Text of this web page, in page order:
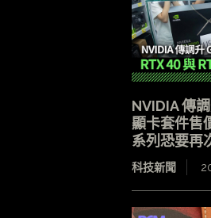
NVIDIA 傳
顯卡套件售
系列恐要再
科技新聞